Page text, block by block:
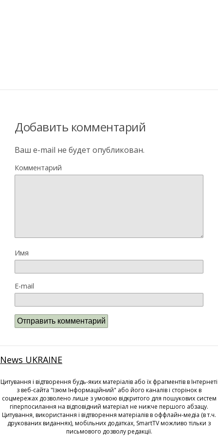
Добавить комментарий
Ваш e-mail не будет опубликован.
Комментарий
Имя
E-mail
News UKRAINE
Цитування і відтворення будь-яких матеріалів або їх фрагментів в Інтернеті
з веб-сайта "Ізюм Інформаційний" або його каналів і сторінок в
соцмережах дозволено лише з умовою відкритого для пошукових систем
гіперпосилання на відповідний матеріал не нижче першого абзацу.
Цитування, використання і відтворення матеріалів в оффлайн-медіа (в т.ч.
друкованих виданнях), мобільних додатках, SmartTV можливо тільки з
письмового дозволу редакції.